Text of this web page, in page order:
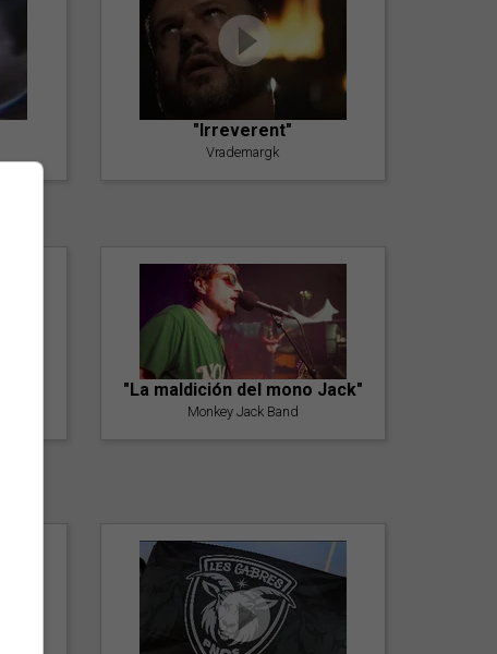
"Irreverent"
Vrademargk
"La maldición del mono Jack"
Monkey Jack Band